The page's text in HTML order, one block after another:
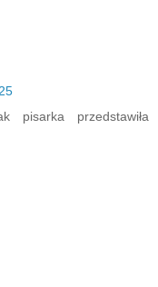
pisarka przedstawiła